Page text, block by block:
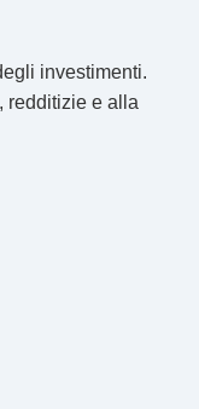
investimenti.
redditizie e alla